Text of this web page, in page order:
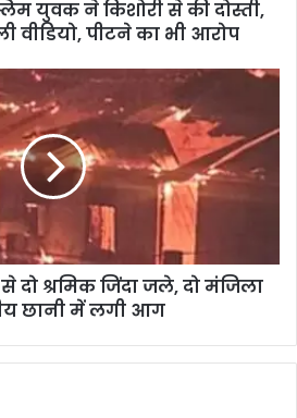
युवक ने किशोरी से की दोस्ती,
वीडियो, पीटने का भी आरोप
श्रमिक जिंदा जले, दो मंजिला
छानी में लगी आग